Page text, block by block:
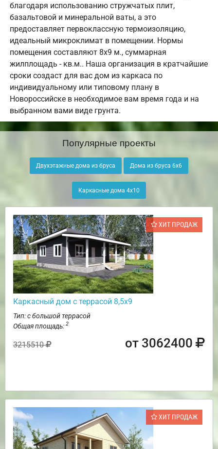
благодаря использованию стружчатых плит,
базальтовой и минеральной ваты, а это
предоставляет первоклассную термоизоляцию,
идеальный микроклимат в помещении. Нормы
помещения составляют 8х9 м., суммарная
жилплощадь - кв.м.. Наша организация в кратчайшие
сроки создаст для вас дом из каркаса по
индивидуальному или типовому плану в
Новороссийске в необходимое вам время года и на
выбранном вами виде грунта.
Популярные проекты
Двухэтажные дома из бруса Дома из бруса 6х6
Каркасные дома 4х10
ХИТ ПРОДАЖ
Каркасный дом с террасой 8,5х9
Тип: с большой террасой
Общая площадь: 2
3215510 от 3062400
ХИТ ПРОДАЖ